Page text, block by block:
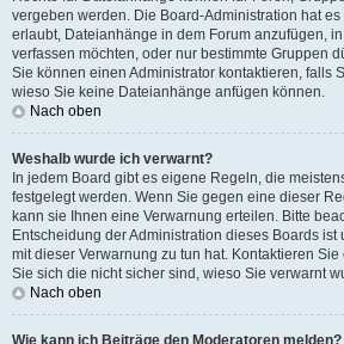
vergeben werden. Die Board-Administration hat
erlaubt, Dateianhänge in dem Forum anzufügen,
verfassen möchten, oder nur bestimmte Gruppen
Sie können einen Administrator kontaktieren, falls
wieso Sie keine Dateianhänge anfügen können.
Nach oben
Weshalb wurde ich verwarnt?
In jedem Board gibt es eigene Regeln, die
festgelegt werden. Wenn Sie gegen eine dieser
kann sie Ihnen eine Verwarnung erteilen. Bitte
Entscheidung der Administration dieses Boards
mit dieser Verwarnung zu tun hat. Kontaktieren Sie
Sie sich die nicht sicher sind, wieso Sie verwarnt
Nach oben
Wie kann ich Beiträge den Moderatoren melden?